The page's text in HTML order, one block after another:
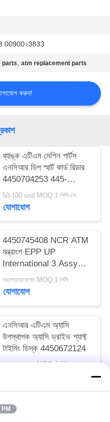
00900২3833
parts,atm replacement parts
করুন!
ব্যাঙ্ক এটিএম মেশিন পার্টস
এনসিআর ডিপ স্মার্ট কার্ড রিডার
4450704253 445-
0704253
50-100 usd MOQ:1 পিসিএস
যোগাযোগ
4450745408 NCR ATM
যন্ত্রাংশ EPP UP
International 3 Assy
USB 5V 500mA
আলোচনাযোগ্য MOQ:1 পিসি
যোগাযোগ
এনসিআর এটিএম অ্যাসি
উপস্থাপক অ্যাসি ড্রাইভ শ্যাফ্ট
টাইমিং ডিস্ক 4450672124
আলোচনাযোগ্য MOQ:4 পিসি